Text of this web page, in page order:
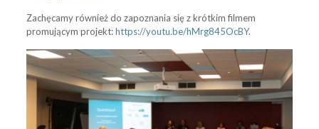
Zachęcamy również do zapoznania się z krótkim filmem
promującym projekt:https://youtu.be/hMrg845OcBY.